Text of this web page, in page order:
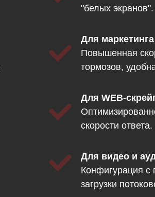
"белых
Для маркетинга
Повышенная
тормозов,
Для WEB-
скорости ответа.
Для видео и
Конфигурация
загрузки